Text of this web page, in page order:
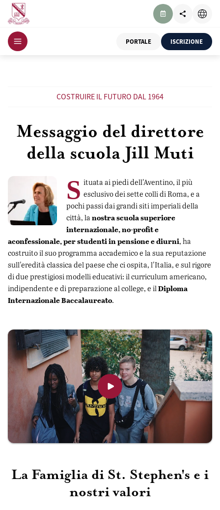
PORTALE ISCRIZIONE
COSTRUIRE IL FUTURO DAL 1964
Messaggio del direttore
della scuola Jill Muti
S ituata ai piedi dell'Aventino, il più
esclusivo dei sette colli di Roma, e a
pochi passi dai grandi siti imperiali della
città, lanostra scuola superiore
internazionale, no-profit e
aconfessionale, per studenti in pensione e diurni, ha
costruito il suo programma accademico e la sua reputazione
sull'eredità classica del paese che ci ospita, l'Italia, e sul rigore
di due prestigiosi modelli educativi: il curriculum americano,
indipendente e di preparazione al college, e ilDiploma
Internazionale Baccalaureato.
La Famiglia di St. Stephen's e i
nostri valori